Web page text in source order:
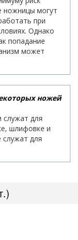
ножницы могут
при
Однако
попадание
может
ножей
служат для
шлифовке и
для